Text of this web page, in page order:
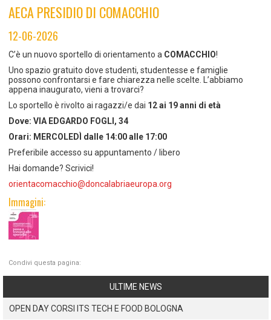
Coordinamento Provinciale Ferrarese Informagiovani
AECA PRESIDIO DI COMACCHIO
12-06-2026
C’è un nuovo sportello di orientamento a COMACCHIO!
Uno spazio gratuito dove studenti, studentesse e famiglie
possono confrontarsi e fare chiarezza nelle scelte. L’abbiamo
appena inaugurato, vieni a trovarci?
Lo sportello è rivolto ai ragazzi/e dai 12 ai 19 anni di età
Dove: VIA EDGARDO FOGLI, 34
Orari: MERCOLEDÌ dalle 14:00 alle 17:00
Preferibile accesso su appuntamento / libero
Hai domande? Scrivici!
orientacomacchio@doncalabriaeuropa.org
Immagini:
Condivi questa pagina:
ULTIME NEWS
OPEN DAY CORSI ITS TECH E FOOD BOLOGNA